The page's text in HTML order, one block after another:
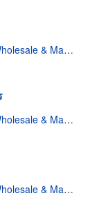
& Manufacturers
& Manufacturers
& Manufacturers